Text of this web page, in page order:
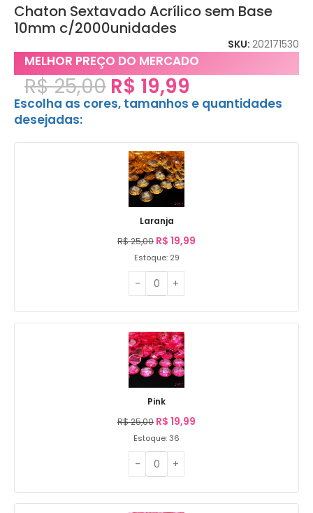
Chaton Sextavado Acrílico sem Base
10mm c/2000unidades
SKU: 202171530
MELHOR PREÇO DO MERCADO
R$25,00 R$ 19,99
Escolha as cores, tamanhos e quantidades
desejadas:
Laranja
R$25,00 R$ 19,99
Estoque: 29
Pink
R$25,00 R$ 19,99
Estoque: 36